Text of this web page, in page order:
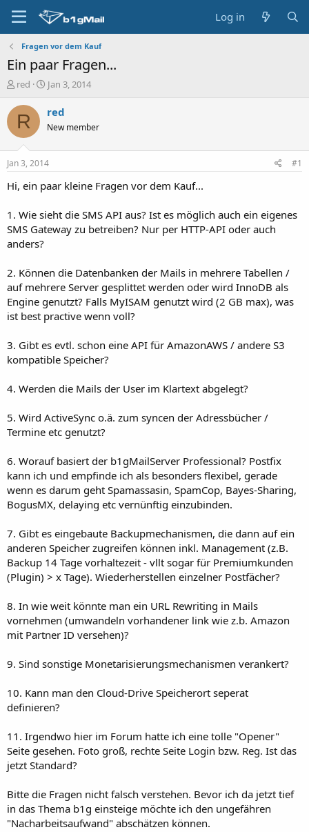
Log in
Fragen vor dem Kauf
Ein paar Fragen...
T
r
e
a
t
a
r
e
r
red
S
a
t
a
t
e
Jan 3, 2014
R red
New member
Jan 3, 2014 #1
Hi, ein paar kleine Fragen vor dem Kauf...
1. Wie sieht die SMS API aus? Ist es möglich auch ein eigenes
SMS Gateway zu betreiben? Nur per HTTP-API oder auch
anders?
2. Können die Datenbanken der Mails in mehrere Tabellen /
auf mehrere Server gesplittet werden oder wird InnoDB als
Engine genutzt? Falls MyISAM genutzt wird (2 GB max), was
ist best practive wenn voll?
3. Gibt es evtl. schon eine API für AmazonAWS / andere S3
kompatible Speicher?
4. Werden die Mails der User im Klartext abgelegt?
5. Wird ActiveSync o.ä. zum syncen der Adressbücher /
Termine etc genutzt?
6. Worauf basiert der b1gMailServer Professional? Postfix
kann ich und empfinde ich als besonders flexibel, gerade
wenn es darum geht Spamassasin, SpamCop, Bayes-Sharing,
BogusMX, delaying etc vernünftig einzubinden.
7. Gibt es eingebaute Backupmechanismen, die dann auf ein
anderen Speicher zugreifen können inkl. Management (z.B.
Backup 14 Tage vorhaltezeit - vllt sogar für Premiumkunden
(Plugin) > x Tage). Wiederherstellen einzelner Postfächer?
8. In wie weit könnte man ein URL Rewriting in Mails
vornehmen (umwandeln vorhandener link wie z.b. Amazon
mit Partner ID versehen)?
9. Sind sonstige Monetarisierungsmechanismen verankert?
10. Kann man den Cloud-Drive Speicherort seperat
definieren?
11. Irgendwo hier im Forum hatte ich eine tolle "Opener"
Seite gesehen. Foto groß, rechte Seite Login bzw. Reg. Ist das
jetzt Standard?
Bitte die Fragen nicht falsch verstehen. Bevor ich da jetzt tief
in das Thema b1g einsteige möchte ich den ungefähren
"Nacharbeitsaufwand" abschätzen können.